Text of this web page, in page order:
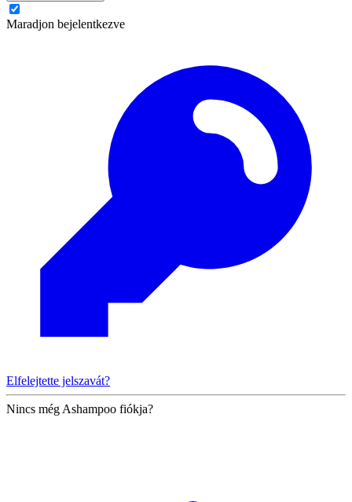
Maradjon bejelentkezve
Elfelejtette jelszavát?
Nincs még Ashampoo fiókja?